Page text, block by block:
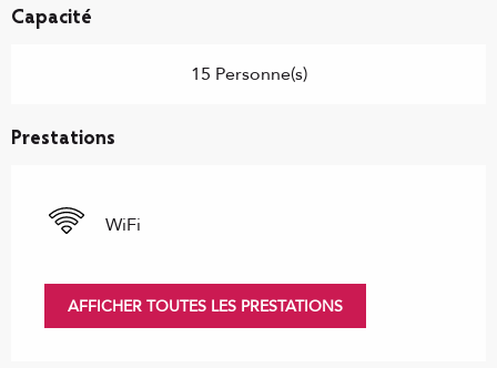
Capacité
15 Personne(s)
Prestations
WiFi
AFFICHER TOUTES LES PRESTATIONS